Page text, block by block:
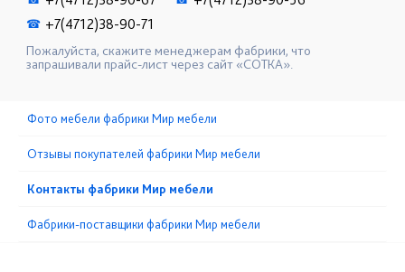
☎ +7(4712)38-90-71
Пожалуйста, скажите менеджерам фабрики, что
запрашивали прайс-лист через сайт «СОТКА».
Фото мебели фабрики Мир мебели
Отзывы покупателей фабрики Мир мебели
Контакты фабрики Мир мебели
Фабрики-поставщики фабрики Мир мебели